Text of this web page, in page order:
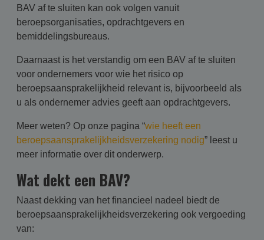
BAV af te sluiten kan ook volgen vanuit
beroepsorganisaties, opdrachtgevers en
bemiddelingsbureaus.
Daarnaast is het verstandig om een BAV af te sluiten
voor ondernemers voor wie het risico op
beroepsaansprakelijkheid relevant is, bijvoorbeeld als
u als ondernemer advies geeft aan opdrachtgevers.
Meer weten? Op onze pagina “wie heeft een
beroepsaansprakelijkheidsverzekering nodig” leest u
meer informatie over dit onderwerp.
Wat dekt een BAV?
Naast dekking van het financieel nadeel biedt de
beroepsaansprakelijkheidsverzekering ook vergoeding
van: